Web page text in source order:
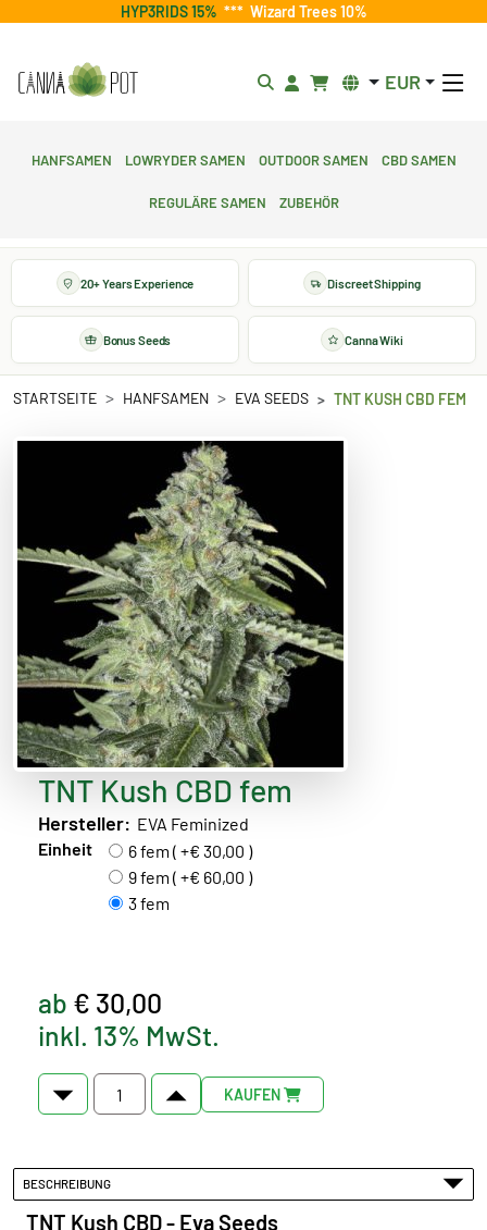
HYP3RIDS 15% *** Wizard Trees 10%
EUR
Hanfsamen Lowryder Samen Outdoor Samen CBD Samen
Reguläre Samen Zubehör
20+ Years Experience Discreet Shipping
Bonus Seeds Canna Wiki
STARTSEITE HANFSAMEN EVA SEEDS TNT KUSH CBD FEM
TNT Kush CBD fem
Hersteller: EVA Feminized
Einheit
6 fem ( +€ 30,00 )
9 fem ( +€ 60,00 )
3 fem
ab € 30,00
inkl. 13% MwSt.
KAUFEN
BESCHREIBUNG
TNT Kush CBD - Eva Seeds